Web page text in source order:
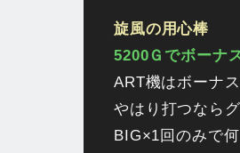
旋風の用心棒
5200Ｇでボーナ
ART機はボーナ
やはり打つなら
BIG×1回のみで